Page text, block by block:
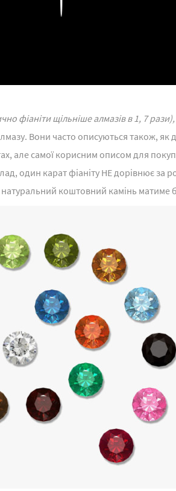
фіаніти щільніше алмазів в 1, 7 рази),
Вони часто описуються також, як
але самої корисним описом для
один карат фіаніту НЕ дорівнює за
натуральний коштовний камінь матиме